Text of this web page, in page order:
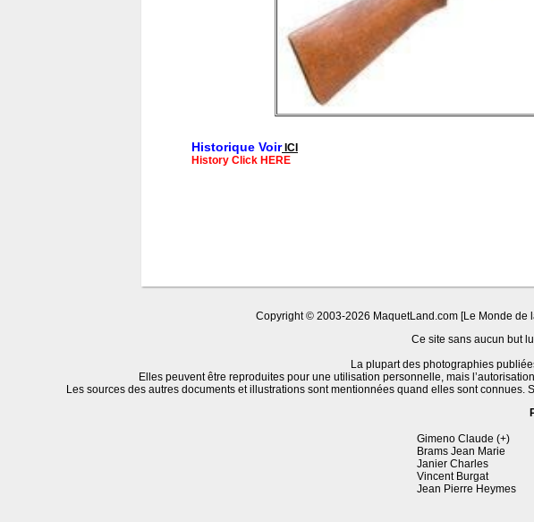
Historique VoirICI
History Click HERE
Copyright © 2003-2026 MaquetLand.com [Le Monde de
Ce site sans aucun but
La plupart des photographies
Elles peuvent être reproduites pour une utilisation personnelle, mais
Les sources des autres documents et illustrations sont mentionnées quand elles sont
Gimeno Claude (+)
Brams Jean Marie
Janier Charles
Vincent Burgat
Jean Pierre Heymes